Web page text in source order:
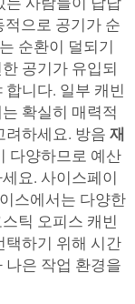
으로 공기가 순
순환이 덜되기
공기가 유입되
니다. 일부 캐빈
확실히 매력적
려하세요. 방음 재
다양하므로 예산
요. 사이스페이
스에서는 다양한
틱 오피스 캐빈
택하기 위해 시간
나은 작업 환경을